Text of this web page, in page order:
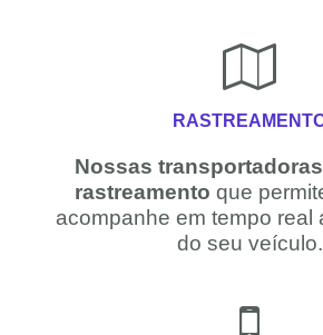
Nossas
rastreamento que
acompanhe em tempo real
do seu veículo.